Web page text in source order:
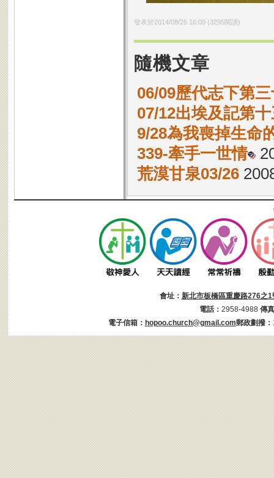
發表於2014/08/25 16:00(3295閱讀)
隨機文章
06/09歷代志下第
07/12出埃及記第
9/28為我喪掉生命
339-牽手一世情
荒漠甘泉03/26
會址： 新北市板橋區重慶路276之1
電話： 2958-4988 傳
電子信箱： hopoo.church@gmail.com郵政劃撥：